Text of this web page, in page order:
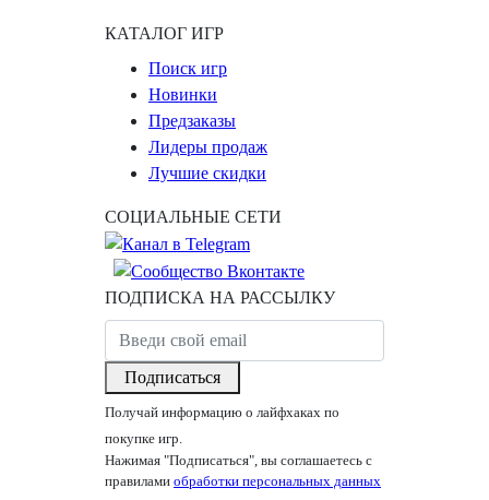
КАТАЛОГ ИГР
Поиск игр
Новинки
Предзаказы
Лидеры продаж
Лучшие скидки
СОЦИАЛЬНЫЕ СЕТИ
ПОДПИСКА НА РАССЫЛКУ
Подписаться
Получай информацию о лайфхаках по
покупке игр.
Нажимая "Подписаться", вы соглашаетесь с
правилами обработки персональных данных